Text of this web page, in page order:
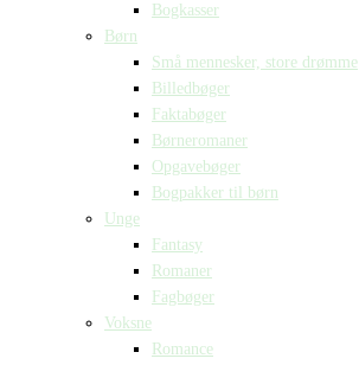
Bogkasser
Børn
Små mennesker, store drømme
Billedbøger
Faktabøger
Børneromaner
Opgavebøger
Bogpakker til børn
Unge
Fantasy
Romaner
Fagbøger
Voksne
Romance